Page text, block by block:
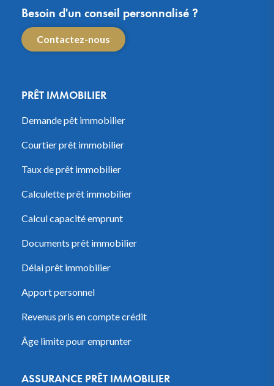
Besoin d'un conseil personnalisé ?
Contactez-nous
PRÊT IMMOBILIER
Demande pêt immobilier
Courtier prêt immobilier
Taux de prêt immobilier
Calculette prêt immobilier
Calcul capacité emprunt
Documents prêt immobilier
Délai prêt immobilier
Apport personnel
Revenus pris en compte crédit
Âge limite pour emprunter
ASSURANCE PRÊT IMMOBILIER